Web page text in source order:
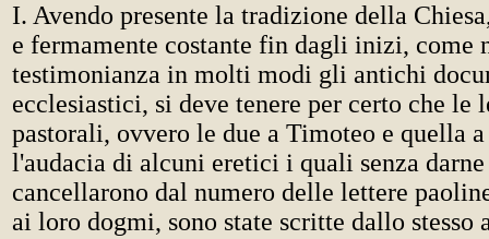
I. Avendo presente la tradizione della
e fermamente costante fin dagli inizi, come
testimonianza in molti modi gli antichi
ecclesiastici, si deve tenere per certo che le
pastorali, ovvero le due a Timoteo e quella
l'audacia di alcuni eretici i quali senza
cancellarono dal numero delle lettere
ai loro dogmi, sono state scritte dallo stesso